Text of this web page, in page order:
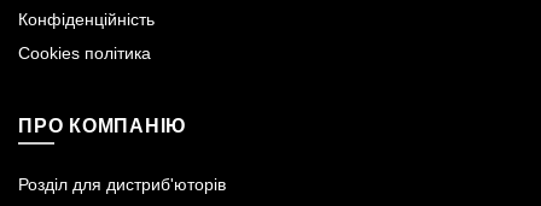
Конфіденційність
Cookies політика
ПРО КОМПАНІЮ
Розділ для дистриб'юторів